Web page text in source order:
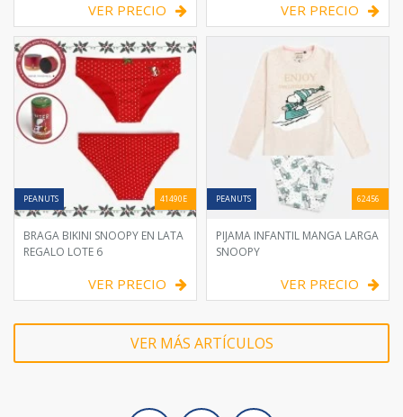
VER PRECIO VER PRECIO
PEANUTS 41490E
BRAGA BIKINI SNOOPY EN LATA
REGALO LOTE 6
VER PRECIO
PEANUTS 62456
PIJAMA INFANTIL MANGA LARGA
SNOOPY
VER PRECIO
VER MÁS ARTÍCULOS